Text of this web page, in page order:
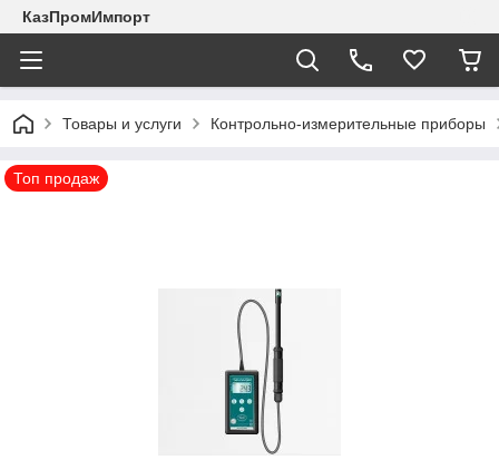
КазПромИмпорт
Товары и услуги Контрольно-измерительные приборы
Топ продаж